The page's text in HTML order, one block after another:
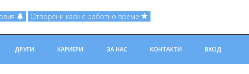
Отворени каси с работно време
ДРУГИ КАРИЕРИ ЗА НАС КОНТАКТИ ВХОД